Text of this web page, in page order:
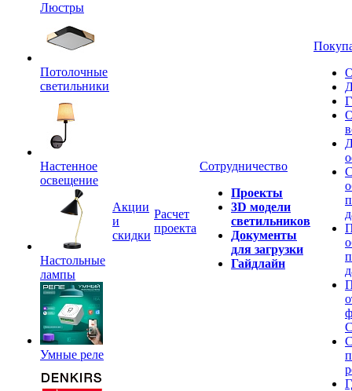
Люстры
Потолочные
светильники
Настенное
освещение
Настольные
лампы
Умные реле
Акции
и
скидки
Расчет
проекта
Сотрудничество
Проекты
3D модели
светильников
Документы
для загрузки
Гайдлайн